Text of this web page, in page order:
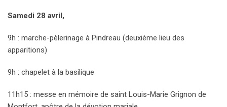
Samedi 28 avril,
9h : marche-pèlerinage à Pindreau (deuxième lieu des
apparitions)
9h : chapelet à la basilique
11h15 : messe en mémoire de saint Louis-Marie Grignon de